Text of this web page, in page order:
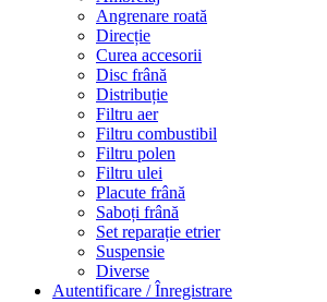
Angrenare roată
Direcție
Curea accesorii
Disc frână
Distribuție
Filtru aer
Filtru combustibil
Filtru polen
Filtru ulei
Placute frână
Saboți frână
Set reparație etrier
Suspensie
Diverse
Autentificare / Înregistrare